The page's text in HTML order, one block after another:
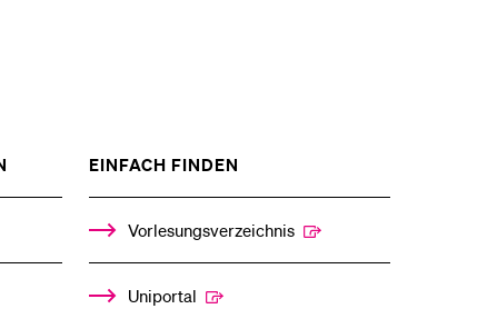
%1$S
UNTERMENÜ
EINFACH FINDEN
%1$S
UNTERMENÜ
Vorlesungsverzeichnis
Uniportal